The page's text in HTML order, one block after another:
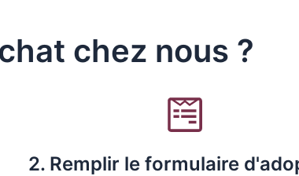
chez nous ?
2. Remplir le formulaire